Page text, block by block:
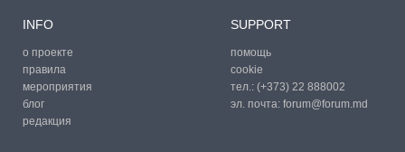
INFO
о проекте
правила
мероприятия
блог
редакция
SUPPORT
помощь
cookie
тел.: (+373) 22 888002
эл. почта: forum@forum.md